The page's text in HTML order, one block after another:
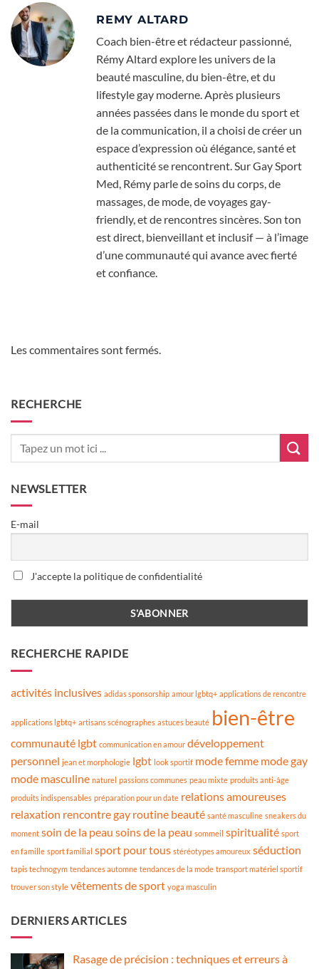
REMY ALTARD
Coach bien-être et rédacteur passionné,
Rémy Altard explore les univers de la
beauté masculine, du bien-être, et du
lifestyle gay moderne. Après plusieurs
années passées dans le monde du sport et
de la communication, il a choisi de créer un
espace d’expression où élégance, santé et
authenticité se rencontrent. Sur Gay Sport
Med, Rémy parle de soins du corps, de
massages, de mode, de voyages gay-
friendly, et de rencontres sincères. Son ton
est direct, bienveillant et inclusif — à l’image
d’une communauté qui avance avec fierté
et confiance.
Les commentaires sont fermés.
RECHERCHE
NEWSLETTER
E-mail
J'accepte la politique de confidentialité
RECHERCHE RAPIDE
activités inclusives adidas sponsorship amour lgbtq+ applications de rencontre
applications lgbtq+ artisans scénographes astuces beauté bien-être
communauté lgbt communication en amour développement
personnel jean et morphologie lgbt look sportif mode femme mode gay
mode masculine naturel passions communes peau mixte produits anti-âge
produits indispensables préparation pour un date relations amoureuses
relaxation rencontre gay routine beauté santé masculine sneakers du
moment soin de la peau soins de la peau sommeil spiritualité sport
en famille sport familial sport pour tous stéréotypes amoureux séduction
tapis technogym tendances automne tendances de la mode transport matériel sportif
trouver son style vêtements de sport yoga masculin
DERNIERS ARTICLES
Rasage de précision : techniques et erreurs à